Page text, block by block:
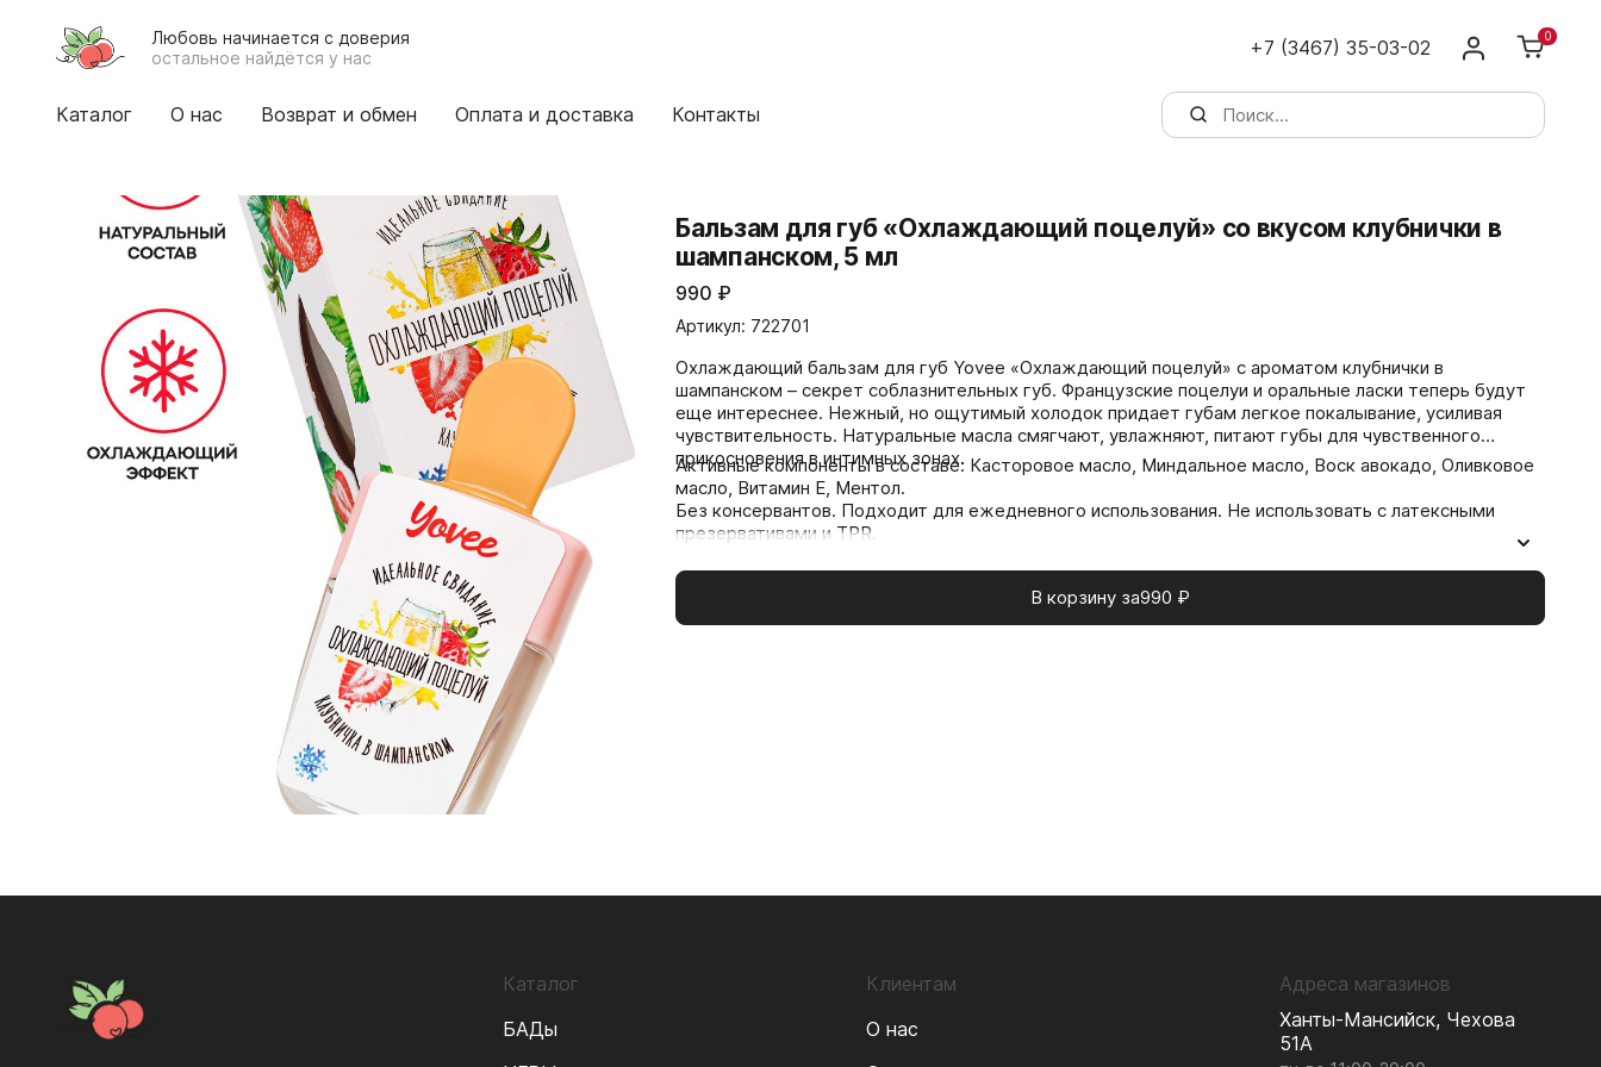
Любовь начинается с доверия
остальное найдётся у нас
+7 (3467) 35-03-02 0
Каталог О нас Возврат и обмен Оплата и доставка Контакты
Бальзам для губ «Охлаждающий поцелуй» со вкусом клубнички в
шампанском, 5 мл
990 ₽
Артикул: 722701
Охлаждающий бальзам для губ Yovee «Охлаждающий поцелуй» с ароматом клубнички в
шампанском – секрет соблазнительных губ. Французские поцелуи и оральные ласки теперь будут
еще интереснее. Нежный, но ощутимый холодок придает губам легкое покалывание, усиливая
чувствительность. Натуральные масла смягчают, увлажняют, питают губы для чувственного
прикосновения в интимных зонах.
Активные компоненты в составе: Касторовое масло, Миндальное масло, Воск авокадо, Оливковое
масло, Витамин E, Ментол.
Без консервантов. Подходит для ежедневного использования. Не использовать с латексными
презервативами и TPR.
В корзину за990 ₽
Каталог
БАДы
Клиентам
О нас
Адреса магазинов
Ханты-Мансийск, Чехова
51А